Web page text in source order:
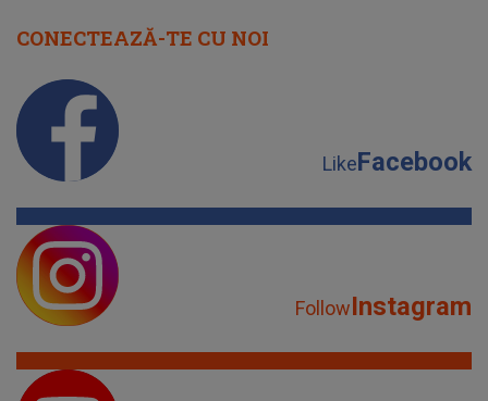
CONECTEAZĂ-TE CU NOI
LikeFacebook
FollowInstagram